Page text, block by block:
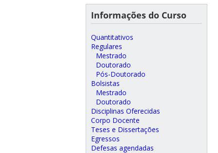
Informações do Curso
Quantitativos
Regulares
Mestrado
Doutorado
Pós-Doutorado
Bolsistas
Mestrado
Doutorado
Disciplinas Oferecidas
Corpo Docente
Teses e Dissertações
Egressos
Defesas agendadas